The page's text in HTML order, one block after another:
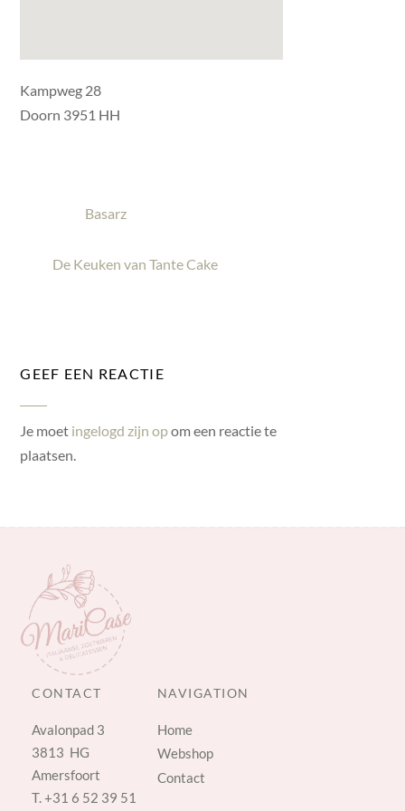
Kampweg 28
Doorn 3951 HH
Basarz
De Keuken van Tante Cake
GEEF EEN REACTIE
Je moet ingelogd zijn opom een reactie te
plaatsen.
CONTACT
Avalonpad 3
3813 HG
Amersfoort
T.+31 6 52 39 51
NAVIGATION
Home
Webshop
Contact